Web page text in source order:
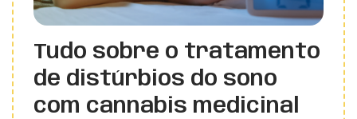
Tudo sobre o tratamento
de distúrbios do sono
com cannabis medicinal